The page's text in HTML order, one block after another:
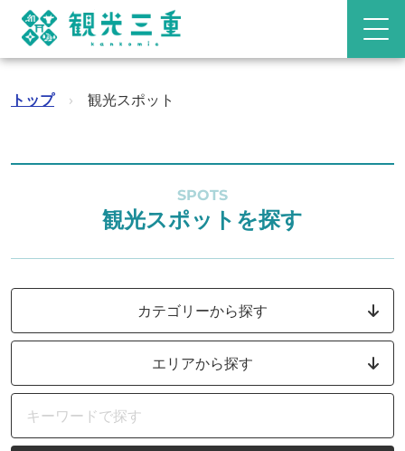
トップ › 観光スポット
SPOTS
観光スポットを探す
カテゴリーから探す
エリアから探す